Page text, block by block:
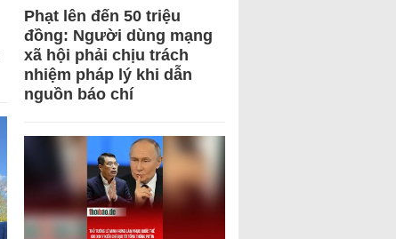
Phạt lên đến 50 triệu
đồng: Người dùng mạng
xã hội phải chịu trách
nhiệm pháp lý khi dẫn
nguồn báo chí